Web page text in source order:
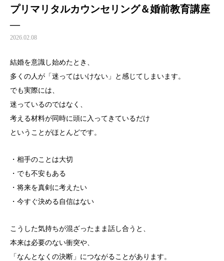
プリマリタルカウンセリング＆婚前教育講座
―
2026.02.08
結婚を意識し始めたとき、
多くの人が「迷ってはいけない」と感じてしまいます。
でも実際には、
迷っているのではなく、
考える材料が同時に頭に入ってきているだけ
ということがほとんどです。
・相手のことは大切
・でも不安もある
・将来を真剣に考えたい
・今すぐ決める自信はない
こうした気持ちが混ざったまま話し合うと、
本来は必要のない衝突や、
「なんとなくの決断」につながることがあります。